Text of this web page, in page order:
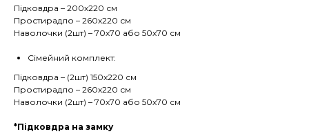
Підковдра – 200х220 см
Простирадло – 260х220 см
Наволочки (2шт) – 70х70 або 50х70 см
Сімейний комплект:
Підковдра – (2шт) 150х220 см
Простирадло – 260х220 см
Наволочки (2шт) – 70х70 або 50х70 см
*Підковдра на замку